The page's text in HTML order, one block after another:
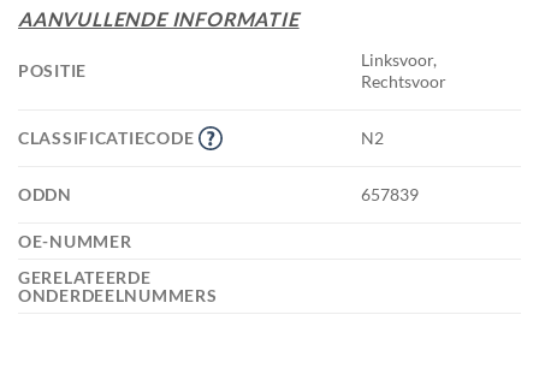
AANVULLENDE INFORMATIE
POSITIE
Linksvoor,
Rechtsvoor
CLASSIFICATIECODE N2
ODDN 657839
OE-NUMMER
GERELATEERDE
ONDERDEELNUMMERS